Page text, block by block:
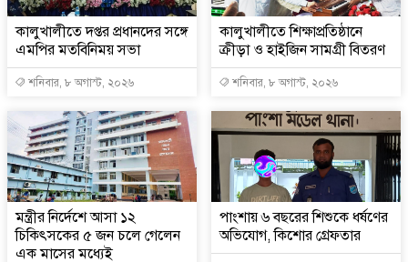
কালুখালীতে দপ্তর প্রধানদের সঙ্গে
এমপির মতবিনিময় সভা
শনিবার, ৮ অগাস্ট, ২০২৬
কালুখালীতে শিক্ষাপ্রতিষ্ঠানে
ক্রীড়া ও হাইজিন সামগ্রী বিতরণ
শনিবার, ৮ অগাস্ট, ২০২৬
মন্ত্রীর নির্দেশে আসা ১২
চিকিৎসকের ৫ জন চলে গেলেন
এক মাসের মধ্যেই
পাংশায় ৬ বছরের শিশুকে ধর্ষণের
অভিযোগ, কিশোর গ্রেফতার